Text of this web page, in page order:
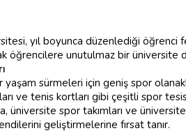
yıl boyunca düzenlediği
öğrencilere unutulmaz bir üniversite
yaşam sürmeleri için geniş spor
ve tenis kortları gibi çeşitli spor
üniversite spor takımları ve
geliştirmelerine fırsat tanır.